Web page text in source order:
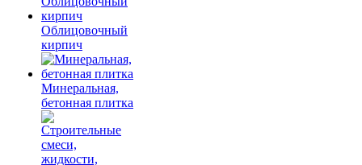
Облицовочный
кирпич
Минеральная,
бетонная плитка